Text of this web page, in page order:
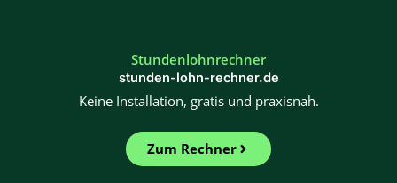
Stundenlohnrechner
stunden-lohn-rechner.de
Keine Installation, gratis und praxisnah.
Zum Rechner